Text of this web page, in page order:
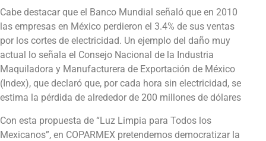
Cabe destacar que el Banco Mundial señaló que en 2010
las empresas en México perdieron el 3.4% de sus ventas
por los cortes de electricidad. Un ejemplo del daño muy
actual lo señala el Consejo Nacional de la Industria
Maquiladora y Manufacturera de Exportación de México
(Index), que declaró que, por cada hora sin electricidad, se
estima la pérdida de alrededor de 200 millones de dólares
Con esta propuesta de “Luz Limpia para Todos los
Mexicanos”, en COPARMEX pretendemos democratizar la